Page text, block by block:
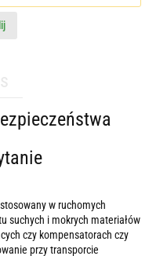
w ruchomych
suchych i mokrych materiałów
czy kompensatorach czy
przy transporcie